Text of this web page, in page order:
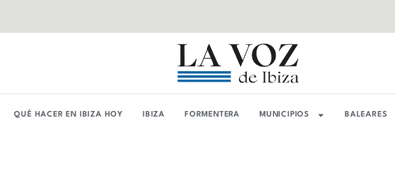
QUÉ HACER EN IBIZA HOY IBIZA FORMENTERA MUNICIPIOS BALEARES